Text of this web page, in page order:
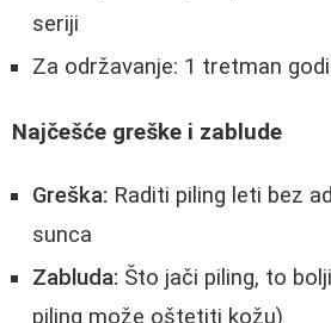
seriji
Za održavanje: 1 tretman
Najčešće greške i zablude
Greška: Raditi piling leti bez
sunca
Zabluda: Što jači piling, to
piling može oštetiti kožu)